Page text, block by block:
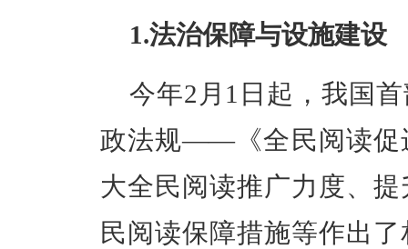
1.法治保障与设施建设
今年2月1日起，我国
政法规——《全民阅读促
大全民阅读推广力度、
民阅读保障措施等作出